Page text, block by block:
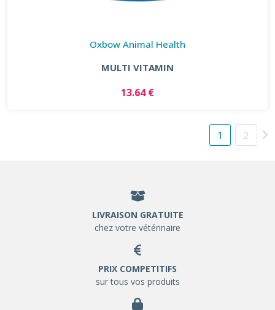
Oxbow Animal Health
MULTI VITAMIN
13.64 €
1 2
LIVRAISON GRATUITE
chez votre vétérinaire
PRIX COMPETITIFS
sur tous vos produits